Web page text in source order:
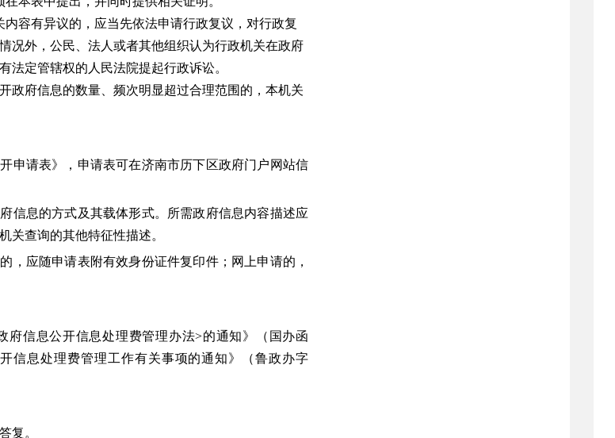
容有异议的，应当先依法申请行政复议，对行政复
况外，公民、法人或者其他组织认为行政机关在政府
法定管辖权的人民法院提起行政诉讼。
政府信息的数量、频次明显超过合理范围的，本机关
申请表》，申请表可在济南市历下区政府门户网站信
信息的方式及其载体形式。所需政府信息内容描述应
关查询的其他特征性描述。
，应随申请表附有效身份证件复印件；网上申请的，
信息公开信息处理费管理办法>的通知》（国办函
信息处理费管理工作有关事项的通知》（鲁政办字
复。